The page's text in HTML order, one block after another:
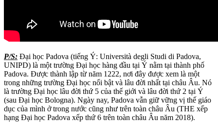
P/S: Đại học Padova (tiếng Ý: Università degli Studi di Padova,
UNIPD) là một trường Đại học hàng đầu tại Ý nằm tại thành phố
Padova. Được thành lập từ năm 1222, nơi đây được xem là một
trong những trường Đại học nổi bật và lâu đời nhất tại châu Âu. Nó
là trường Đại học lâu đời thứ 5 của thế giới và lâu đời thứ 2 tại Ý
(sau Đại học Bologna). Ngày nay, Padova vẫn giữ vững vị thế giáo
dục của mình ở trong nước cũng như trên toàn châu Âu (THE xếp
hạng Đại học Padova xếp thứ 6 trên toàn châu Âu năm 2018).